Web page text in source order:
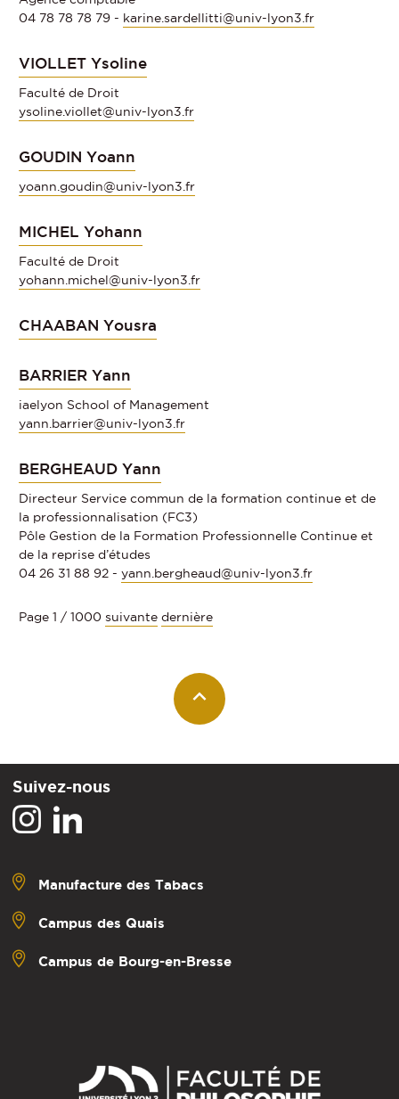
04 78 78 78 79 - karine.sardellitti@univ-lyon3.fr
VIOLLET Ysoline
Faculté de Droit
ysoline.viollet@univ-lyon3.fr
GOUDIN Yoann
yoann.goudin@univ-lyon3.fr
MICHEL Yohann
Faculté de Droit
yohann.michel@univ-lyon3.fr
CHAABAN Yousra
BARRIER Yann
iaelyon School of Management
yann.barrier@univ-lyon3.fr
BERGHEAUD Yann
Directeur Service commun de la formation continue et de
la professionnalisation (FC3)
Pôle Gestion de la Formation Professionnelle Continue et
de la reprise d’études
04 26 31 88 92 - yann.bergheaud@univ-lyon3.fr
Page 1 / 1000 suivante dernière
Suivez-nous
Manufacture des Tabacs
Campus des Quais
Campus de Bourg-en-Bresse